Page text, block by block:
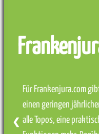
Für Frankenjura.com
einen geringen
alle Topos, eine
❮